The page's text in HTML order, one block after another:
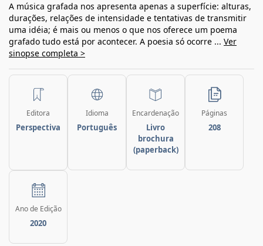
A música grafada nos apresenta apenas a superfície: alturas,
durações, relações de intensidade e tentativas de transmitir
uma idéia; é mais ou menos o que nos oferece um poema
grafado tudo está por acontecer. A poesia só ocorre ... Ver
sinopse completa >
Editora
Perspectiva
Idioma
Português
Encardenação
Livro
brochura
(paperback)
Páginas
208
Ano de Edição
2020